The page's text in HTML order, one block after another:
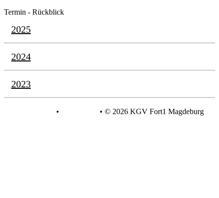
Termin - Rückblick
2025
2024
2023
• • © 2026 KGV Fort1 Magdeburg